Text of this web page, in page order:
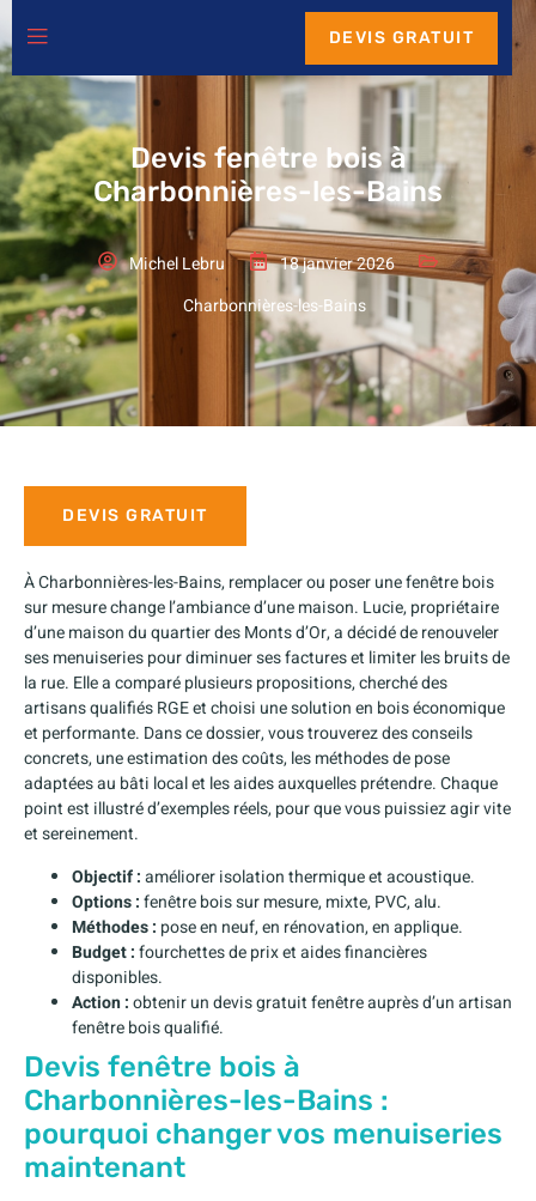
DEVIS GRATUIT
Devis fenêtre bois à
Charbonnières-les-Bains
Michel Lebru
18 janvier 2026
Charbonnières-les-Bains
DEVIS GRATUIT
À Charbonnières-les-Bains, remplacer ou poser une fenêtre bois
sur mesure change l’ambiance d’une maison. Lucie, propriétaire
d’une maison du quartier des Monts d’Or, a décidé de renouveler
ses menuiseries pour diminuer ses factures et limiter les bruits de
la rue. Elle a comparé plusieurs propositions, cherché des
artisans qualifiés RGE et choisi une solution en bois économique
et performante. Dans ce dossier, vous trouverez des conseils
concrets, une estimation des coûts, les méthodes de pose
adaptées au bâti local et les aides auxquelles prétendre. Chaque
point est illustré d’exemples réels, pour que vous puissiez agir vite
et sereinement.
Objectif :améliorer isolation thermique et acoustique.
Options :fenêtre bois sur mesure, mixte, PVC, alu.
Méthodes : pose en neuf, en rénovation, en applique.
Budget :fourchettes de prix et aides financières
disponibles.
Action :obtenir un devis gratuit fenêtre auprès d’un artisan
fenêtre bois qualifié.
Devis fenêtre bois à
Charbonnières-les-Bains :
pourquoi changer vos menuiseries
maintenant